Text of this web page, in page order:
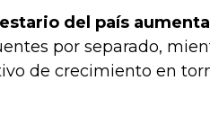
del país
por separado,
de crecimiento en